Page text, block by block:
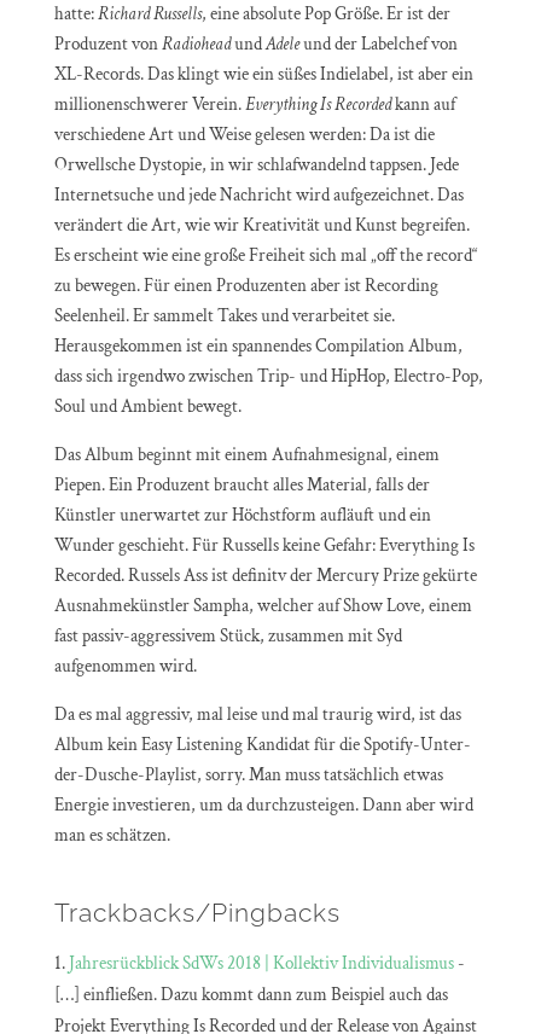
hatte:Richard Russells, eine absolute Pop Größe. Er ist der
Produzent vonRadioheadundAdeleund der Labelchef von
XL-Records. Das klingt wie ein süßes Indielabel, ist aber ein
millionenschwerer Verein.Everything Is Recordedkann auf
verschiedene Art und Weise gelesen werden: Da ist die
Orwellsche Dystopie, in wir schlafwandelnd tappsen. Jede
Internetsuche und jede Nachricht wird aufgezeichnet. Das
verändert die Art, wie wir Kreativität und Kunst begreifen.
Es erscheint wie eine große Freiheit sich mal „off the record“
zu bewegen. Für einen Produzenten aber ist Recording
Seelenheil. Er sammelt Takes und verarbeitet sie.
Herausgekommen ist ein spannendes Compilation Album,
dass sich irgendwo zwischen Trip- und HipHop, Electro-Pop,
Soul und Ambient bewegt.
Das Album beginnt mit einem Aufnahmesignal, einem
Piepen. Ein Produzent braucht alles Material, falls der
Künstler unerwartet zur Höchstform aufläuft und ein
Wunder geschieht. Für Russells keine Gefahr: Everything Is
Recorded. Russels Ass ist definitv der Mercury Prize gekürte
Ausnahmekünstler Sampha, welcher auf Show Love, einem
fast passiv-aggressivem Stück, zusammen mit Syd
aufgenommen wird.
Da es mal aggressiv, mal leise und mal traurig wird, ist das
Album kein Easy Listening Kandidat für die Spotify-Unter-
der-Dusche-Playlist, sorry. Man muss tatsächlich etwas
Energie investieren, um da durchzusteigen. Dann aber wird
man es schätzen.
Trackbacks/Pingbacks
Jahresrückblick SdWs 2018 | Kollektiv Individualismus-
[…] einfließen. Dazu kommt dann zum Beispiel auch das
Projekt Everything Is Recorded und der Release von Against